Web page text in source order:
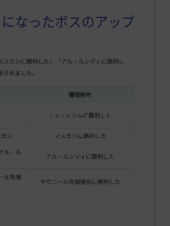
なったボスのアップ